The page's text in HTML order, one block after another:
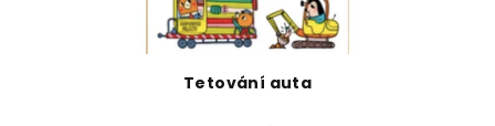
Tetování auta